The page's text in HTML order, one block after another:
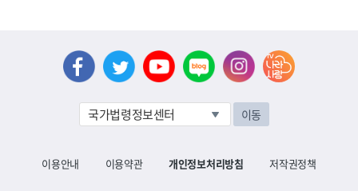
이용안내 이용약관 개인정보처리방침 저작권정책
이동